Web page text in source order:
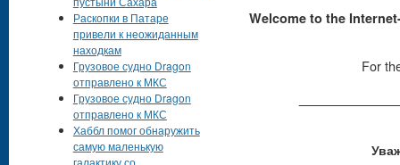
Welcome to the
For
Раскопки в Патаре
привели к неожиданным
находкам
Грузовое судно Dragon
отправлено к МКС
Грузовое судно Dragon
отправлено к МКС
Хаббл помог обнаружить
самую маленькую
галактику со